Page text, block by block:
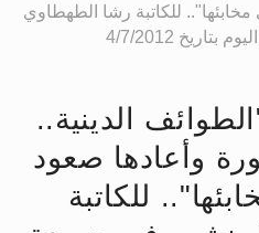
الجماعة >> المزيد
وتعرّف على حقيقة
مخابئها".. للكاتبة رشا الطهطاوي
4/7/2012
الدينية..
وأعادها صعود
للكاتبة